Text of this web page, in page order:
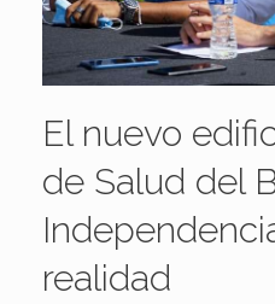
El nuevo
de Salud del
realidad